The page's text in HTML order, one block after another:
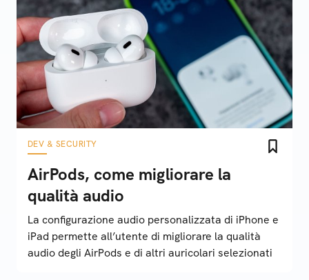
DEV & SECURITY
AirPods, come migliorare la
qualità audio
La configurazione audio personalizzata di iPhone e
iPad permette all’utente di migliorare la qualità
audio degli AirPods e di altri auricolari selezionati